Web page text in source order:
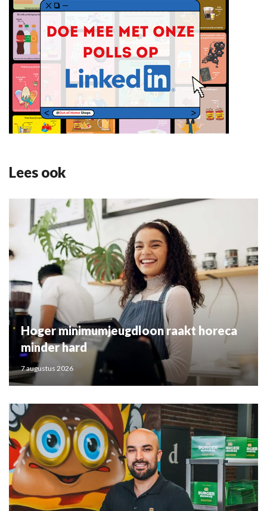
Lees ook
Hoger minimumjeugdloon raakt horeca
minder hard
7 augustus 2026